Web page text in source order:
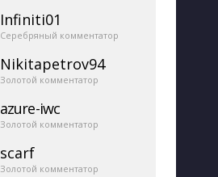
Infiniti01
Серебряный комментатор
Nikitapetrov94
Золотой комментатор
azure-​iwc
Золотой комментатор
scarf
Золотой комментатор